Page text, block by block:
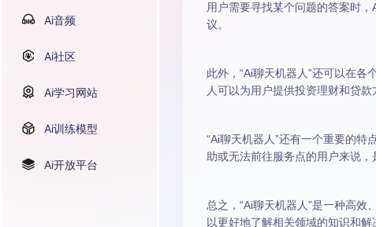
Ai音频
Ai社区
Ai学习网站
Ai训练模型
Ai开放平台
用户需要寻找某个问题的答案时
议。
此外，“Ai聊天机器人”还可以在
人可以为用户提供投资理财和贷
“Ai聊天机器人”还有一个重要的
助或无法前往服务点的用户来说，
总之，“Ai聊天机器人”是一种高效
以更好地了解相关领域的知识和解